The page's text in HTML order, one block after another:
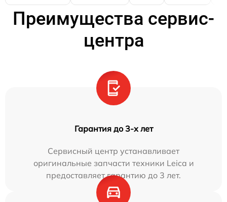
Преимущества сервис-
центра
Гарантия до 3-х лет
Сервисный центр устанавливает
оригинальные запчасти техники Leica и
предоставляет гарантию до 3 лет.